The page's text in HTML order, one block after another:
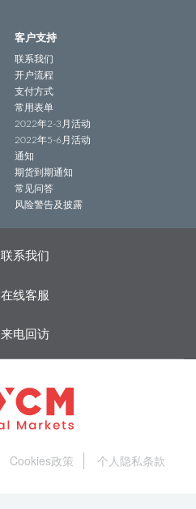
客户支持
联系我们
开户流程
支付方式
常用表单
2022年2-3月活动
2022年5-6月活动
通知
期货到期通知
常见问答
风险警告及披露
联系我们
在线客服
来电回访
Cookies政策 个人隐私条款